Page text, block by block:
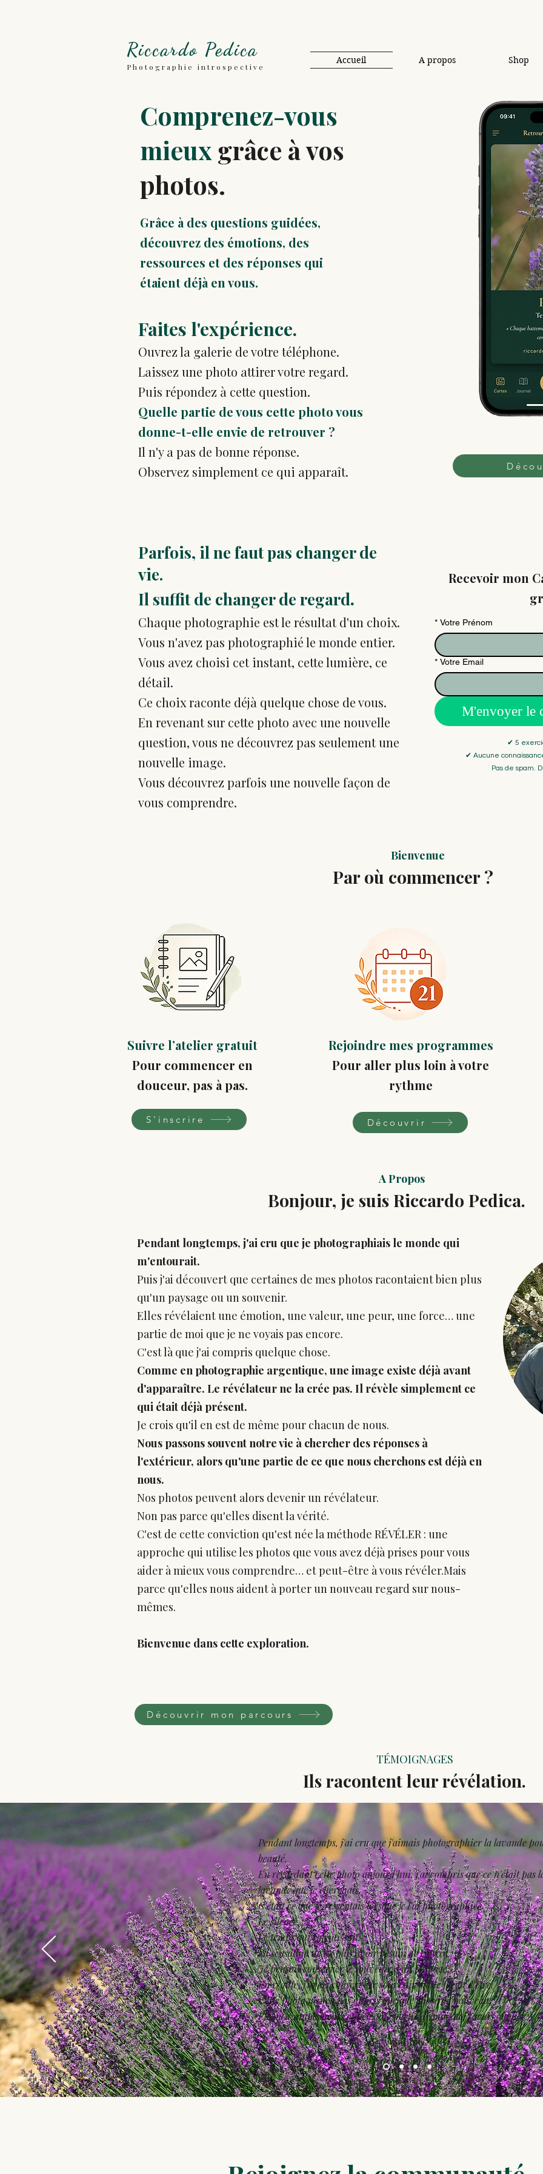
Riccardo Pedica
Photographie introspective
Accueil A propos Shop
Grâce à des questions guidées,
découvrez des émotions, des
ressources et des réponses qui
étaient déjà en vous.
Comprenez-vous
mieux grâce à vos
photos.
* Votre Prénom
* Votre Email
M'envoyer le
Recevoir mon
Faites l'expérience.
Ouvrez la galerie de votre téléphone.
Laissez une photo attirer votre regard.
Puis répondez à cette question.
Quelle partie de vous cette photo vous
donne-t-elle envie de retrouver ?
Il n'y a pas de bonne réponse.
Observez simplement ce qui apparaît.
Parfois, il ne faut pas changer de
vie.
Il suffit de changer de regard.
Chaque photographie est le résultat d'un choix.
Vous n'avez pas photographié le monde entier.
Vous avez choisi cet instant, cette lumière, ce
détail.
Ce choix raconte déjà quelque chose de vous.
En revenant sur cette photo avec une nouvelle
question, vous ne découvrez pas seulement une
nouvelle image.
Vous découvrez parfois une nouvelle façon de
vous comprendre.
✔ 5
✔ Aucune
Pas de spam.
Bienvenue
Par où commencer ?
Suivre l’atelier gratuit
Pour commencer en
douceur, pas à pas.
S'inscrire
Rejoindre mes programmes
Pour aller plus loin à votre
rythme
Découvrir
A Propos
Bonjour, je suis Riccardo Pedica.
Pendant longtemps, j'ai cru que je photographiais le monde qui
m'entourait.
Puis j'ai découvert que certaines de mes photos racontaient bien plus
qu'un paysage ou un souvenir.
Elles révélaient une émotion, une valeur, une peur, une force… une
partie de moi que je ne voyais pas encore.
C'est là que j'ai compris quelque chose.
Comme en photographie argentique, une image existe déjà avant
d'apparaître. Le révélateur ne la crée pas. Il révèle simplement ce
qui était déjà présent.
Je crois qu'il en est de même pour chacun de nous.
Nous passons souvent notre vie à chercher des réponses à
l'extérieur, alors qu'une partie de ce que nous cherchons est déjà en
nous.
Nos photos peuvent alors devenir un révélateur.
Non pas parce qu'elles disent la vérité.
C'est de cette conviction qu'est née la méthode RÉVÉLER : une
approche qui utilise les photos que vous avez déjà prises pour vous
aider à mieux vous comprendre… et peut-être à vous révéler.Mais
parce qu'elles nous aident à porter un nouveau regard sur nous-
mêmes.
Bienvenue dans cette exploration.
Découvrir mon parcours
TÉMOIGNAGES
Ils racontent leur révélation.
Pendant longtemps, j'ai cru que j'aimais photographier la lavande
beauté.
En regardant cette photo aujourd'hui, j'ai compris que ce n'était pas
lavande que je cherchais.
C'était ce que je ressentais lorsque je l'ai photographiée.
Le silence.
Le temps qui ralentissait.
La sensation de ne plus avoir besoin de courir.
Je pensais conserver le souvenir d'un paysage.
En réalité, j'avais conservé le souvenir d'une façon d'être.
Cette photo ne m'a pas appris quelque chose de nouveau.
Elle m'a simplement rappelé une partie de moi que j'avais oubliée.
Sophie